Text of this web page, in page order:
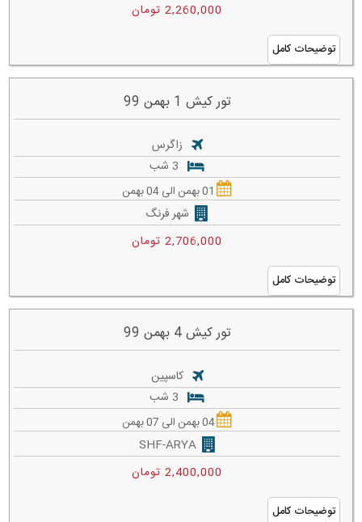
2,260,000 تومان
توضیحات کامل
تور کیش 1 بهمن 99
زاگرس
01 بهمن الی 04 بهمن
شهر فرنگ
2,706,000 تومان
توضیحات کامل
تور کیش 4 بهمن 99
کاسپین
04 بهمن الی 07 بهمن
SHF-ARYA
2,400,000 تومان
توضیحات کامل